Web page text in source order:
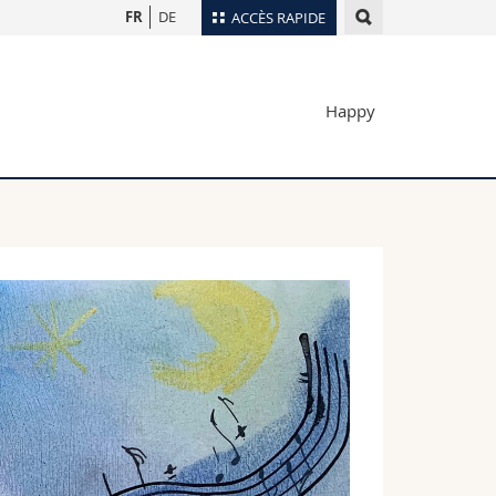
ACCÈS RAPIDE
Webmail
FR DE
Happy